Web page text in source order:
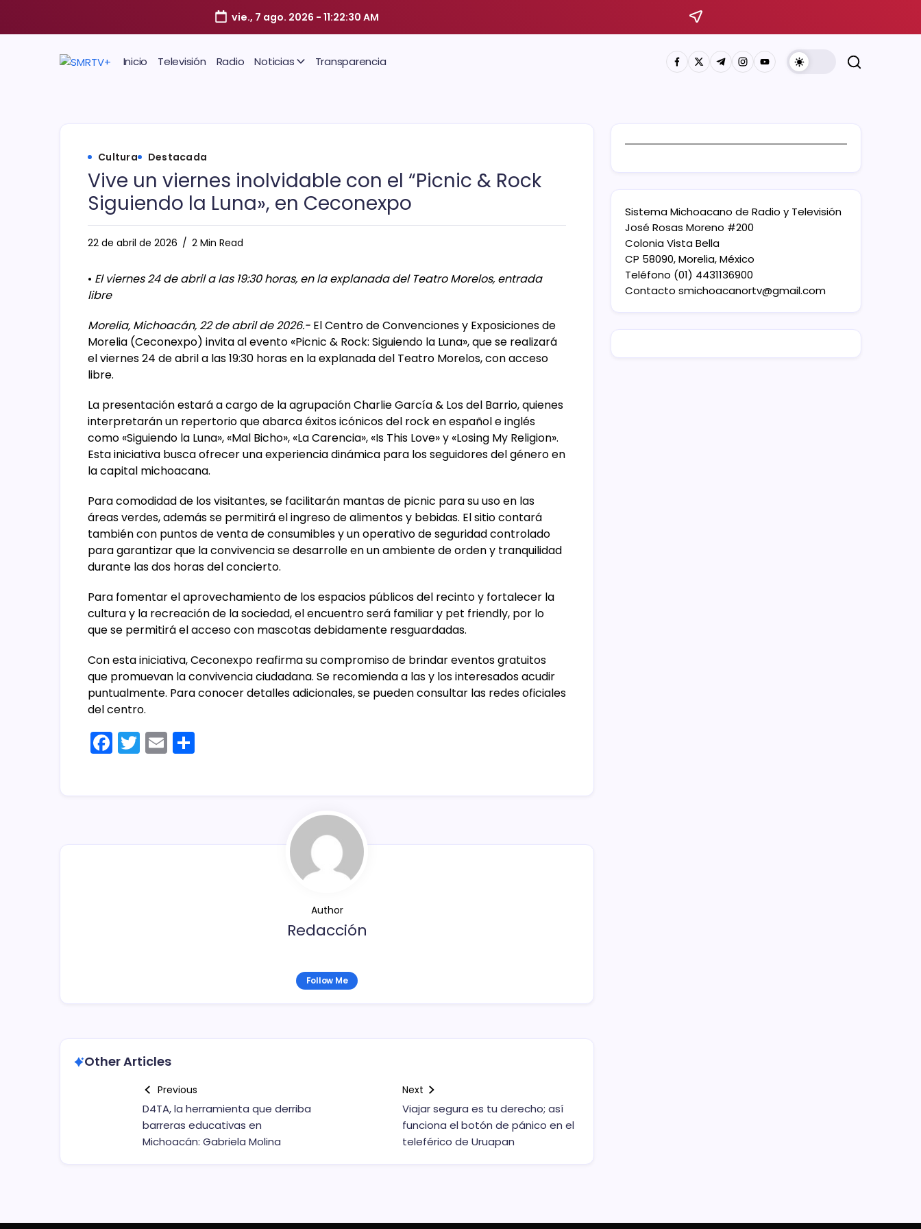
vie., 7 ago. 2026 -11:22:31 AM
Inicio Televisión Radio Noticias Transparencia
Cultura Destacada
Vive un viernes inolvidable con el “Picnic & Rock
Siguiendo la Luna», en Ceconexpo
22 de abril de 2026 2 Min Read
• El viernes 24 de abril a las 19:30 horas, en la explanada del Teatro Morelos, entrada
libre
Morelia, Michoacán, 22 de abril de 2026.- El Centro de Convenciones y Exposiciones de
Morelia (Ceconexpo) invita al evento «Picnic & Rock: Siguiendo la Luna», que se realizará
el viernes 24 de abril a las 19:30 horas en la explanada del Teatro Morelos, con acceso
libre.
La presentación estará a cargo de la agrupación Charlie García & Los del Barrio, quienes
interpretarán un repertorio que abarca éxitos icónicos del rock en español e inglés
como «Siguiendo la Luna», «Mal Bicho», «La Carencia», «Is This Love» y «Losing My Religion».
Esta iniciativa busca ofrecer una experiencia dinámica para los seguidores del género en
la capital michoacana.
Para comodidad de los visitantes, se facilitarán mantas de picnic para su uso en las
áreas verdes, además se permitirá el ingreso de alimentos y bebidas. El sitio contará
también con puntos de venta de consumibles y un operativo de seguridad controlado
para garantizar que la convivencia se desarrolle en un ambiente de orden y tranquilidad
durante las dos horas del concierto.
Para fomentar el aprovechamiento de los espacios públicos del recinto y fortalecer la
cultura y la recreación de la sociedad, el encuentro será familiar y pet friendly, por lo
que se permitirá el acceso con mascotas debidamente resguardadas.
Con esta iniciativa, Ceconexpo reafirma su compromiso de brindar eventos gratuitos
que promuevan la convivencia ciudadana. Se recomienda a las y los interesados acudir
puntualmente. Para conocer detalles adicionales, se pueden consultar las redes oficiales
del centro.
F
a
T
w
E
m
Author
Redacción
Follow Me
Other Articles
Previous
D4TA, la herramienta que derriba
barreras educativas en
Michoacán: Gabriela Molina
Next
Viajar segura es tu derecho; así
funciona el botón de pánico en el
teleférico de Uruapan
Sistema Michoacano de Radio y Televisión
José Rosas Moreno #200
Colonia Vista Bella
CP 58090, Morelia, México
Teléfono (01) 4431136900
Contacto smichoacanortv@gmail.com